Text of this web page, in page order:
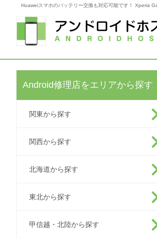
Huaweiスマホのバッテリー交換も対応可能です！ Xperia
Android修理店をエリアから探す
関東から探す
関西から探す
北海道から探す
東北から探す
甲信越・北陸から探す